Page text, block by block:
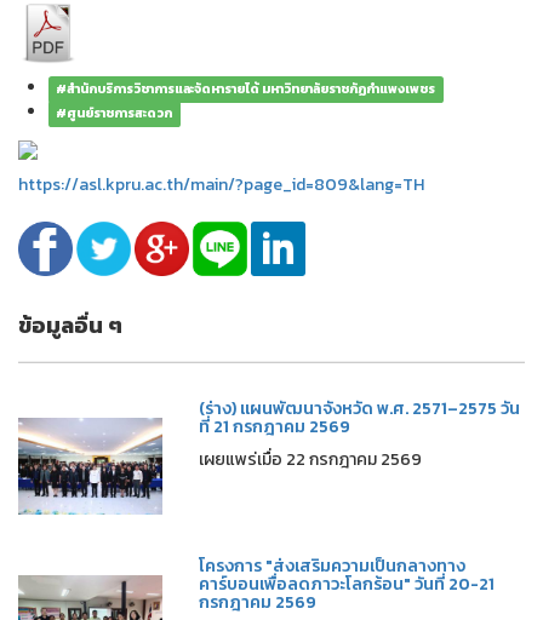
#สำนักบริการวิชาการและจัดหารายได้ มหาวิทยาลัยราชภัฏกำแพงเพชร
#ศูนย์ราชการสะดวก
https://asl.kpru.ac.th/main/?page_id=809&lang=TH
ข้อมูลอื่น ๆ
(ร่าง) แผนพัฒนาจังหวัด พ.ศ. 2571–2575 วัน
ที่ 21 กรกฎาคม 2569
เผยแพร่เมื่อ 22 กรกฎาคม 2569
โครงการ "ส่งเสริมความเป็นกลางทาง
คาร์บอนเพื่อลดภาวะโลกร้อน" วันที่ 20-21
กรกฎาคม 2569